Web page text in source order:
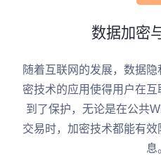
数据加密
随着互联网的发展，数据
密技术的应用使得用户在
到了保护，无论是在公共
交易时，加密技术都能有
息